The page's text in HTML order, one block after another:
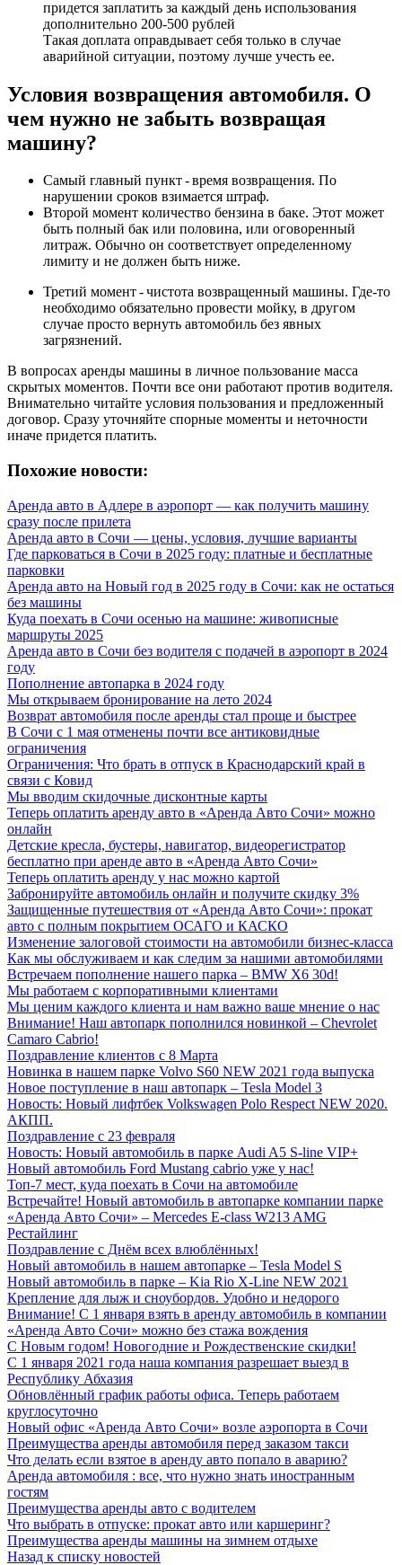
придется заплатить за каждый день использования
дополнительно 200-500 рублей
Такая доплата оправдывает себя только в случае
аварийной ситуации, поэтому лучше учесть ее.
Условия возвращения автомобиля. О
чем нужно не забыть возвращая
машину?
Самый главный пункт - время возвращения. По
нарушении сроков взимается штраф.
Второй момент количество бензина в баке. Этот может
быть полный бак или половина, или оговоренный
литраж. Обычно он соответствует определенному
лимиту и не должен быть ниже.
Третий момент - чистота возвращенный машины. Где-то
необходимо обязательно провести мойку, в другом
случае просто вернуть автомобиль без явных
загрязнений.
В вопросах аренды машины в личное пользование масса
скрытых моментов. Почти все они работают против водителя.
Внимательно читайте условия пользования и предложенный
договор. Сразу уточняйте спорные моменты и неточности
иначе придется платить.
Похожие новости:
Аренда авто в Адлере в аэропорт — как получить машину
сразу после прилета
Аренда авто в Сочи — цены, условия, лучшие варианты
Где парковаться в Сочи в 2025 году: платные и бесплатные
парковки
Аренда авто на Новый год в 2025 году в Сочи: как не остаться
без машины
Куда поехать в Сочи осенью на машине: живописные
маршруты 2025
Аренда авто в Сочи без водителя с подачей в аэропорт в 2024
году
Пополнение автопарка в 2024 году
Мы открываем бронирование на лето 2024
Возврат автомобиля после аренды стал проще и быстрее
В Сочи с 1 мая отменены почти все антиковидные
ограничения
Ограничения: Что брать в отпуск в Краснодарский край в
связи с Ковид
Мы вводим скидочные дисконтные карты
Теперь оплатить аренду авто в «Аренда Авто Сочи» можно
онлайн
Детские кресла, бустеры, навигатор, видеорегистратор
бесплатно при аренде авто в «Аренда Авто Сочи»
Теперь оплатить аренду у нас можно картой
Забронируйте автомобиль онлайн и получите скидку 3%
Защищенные путешествия от «Аренда Авто Сочи»: прокат
авто с полным покрытием ОСАГО и КАСКО
Изменение залоговой стоимости на автомобили бизнес-класса
Как мы обслуживаем и как следим за нашими автомобилями
Встречаем пополнение нашего парка – BMW X6 30d!
Мы работаем с корпоративными клиентами
Мы ценим каждого клиента и нам важно ваше мнение о нас
Внимание! Наш автопарк пополнился новинкой – Chevrolet
Camaro Cabrio!
Поздравление клиентов с 8 Марта
Новинка в нашем парке Volvo S60 NEW 2021 года выпуска
Новое поступление в наш автопарк – Tesla Model 3
Новость: Новый лифтбек Volkswagen Polo Respect NEW 2020.
АКПП.
Поздравление с 23 февраля
Новость: Новый автомобиль в парке Audi A5 S-line VIP+
Новый автомобиль Ford Mustang cabrio уже у нас!
Топ-7 мест, куда поехать в Сочи на автомобиле
Встречайте! Новый автомобиль в автопарке компании парке
«Аренда Авто Сочи» – Mercedes E-class W213 AMG
Рестайлинг
Поздравление с Днём всех влюблённых!
Новый автомобиль в нашем автопарке – Tesla Model S
Новый автомобиль в парке – Kia Rio Х-Line NEW 2021
Крепление для лыж и сноубордов. Удобно и недорого
Внимание! С 1 января взять в аренду автомобиль в компании
«Аренда Авто Сочи» можно без стажа вождения
С Новым годом! Новогодние и Рождественские скидки!
С 1 января 2021 года наша компания разрешает выезд в
Республику Абхазия
Обновлённый график работы офиса. Теперь работаем
круглосуточно
Новый офис «Аренда Авто Сочи» возле аэропорта в Сочи
Преимущества аренды автомобиля перед заказом такси
Что делать если взятое в аренду авто попало в аварию?
Аренда автомобиля : все, что нужно знать иностранным
гостям
Преимущества аренды авто с водителем
Что выбрать в отпуске: прокат авто или каршеринг?
Преимущества аренды машины на зимнем отдыхе
Назад к списку новостей